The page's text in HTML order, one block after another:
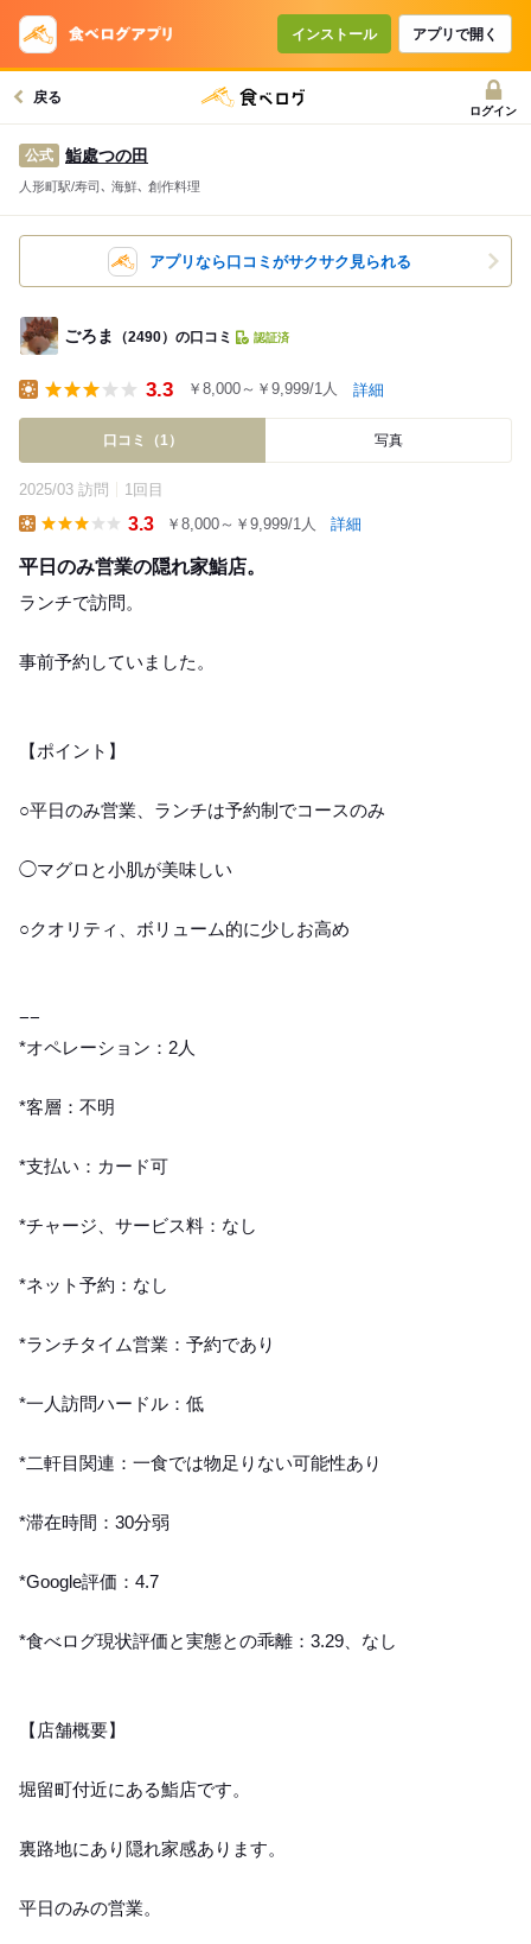
インストール アプリで開く
戻る
ログイン
公式 鮨處つの田
人形町駅/寿司､ 海鮮､ 創作料理
アプリなら口コミがサクサク見られる
ごろま （2490）の口コミ 認証済
3.3 ￥8,000～￥9,999/1人 詳細
口コミ（1） 写真
2025/03 訪問 1回目
3.3 ￥8,000～￥9,999/1人 詳細
平日のみ営業の隠れ家鮨店。
ランチで訪問。
事前予約していました。
【ポイント】
○平日のみ営業、ランチは予約制でコースのみ
◯マグロと小肌が美味しい
○クオリティ、ボリューム的に少しお高め
−−
*オペレーション：2人
*客層：不明
*支払い：カード可
*チャージ、サービス料：なし
*ネット予約：なし
*ランチタイム営業：予約であり
*一人訪問ハードル：低
*二軒目関連：一食では物足りない可能性あり
*滞在時間：30分弱
*Google評価：4.7
*食べログ現状評価と実態との乖離：3.29、なし
【店舗概要】
堀留町付近にある鮨店です。
裏路地にあり隠れ家感あります。
平日のみの営業。